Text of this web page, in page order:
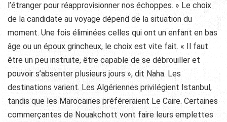
l’étranger pour réapprovisionner nos échoppes. » Le choix
de la candidate au voyage dépend de la situation du
moment. Une fois éliminées celles qui ont un enfant en bas
âge ou un époux grincheux, le choix est vite fait. « Il faut
être un peu instruite, être capable de se débrouiller et
pouvoir s’absenter plusieurs jours », dit Naha. Les
destinations varient. Les Algériennes privilégient Istanbul,
tandis que les Marocaines préféreraient Le Caire. Certaines
commerçantes de Nouakchott vont faire leurs emplettes